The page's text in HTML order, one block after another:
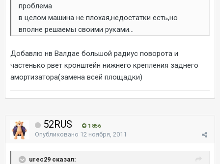
проблема
в целом машина не плохая,недостатки есть,но
вполне решаемы своими руками...
Добавлю нв Валдае большой радиус поворота и
частенько рвет кронштейн нижнего крепления заднего
амортизатора(замена всей площадки)
52RUS 1 856
Опубликовано 12 ноября, 2011
urec29 сказал: